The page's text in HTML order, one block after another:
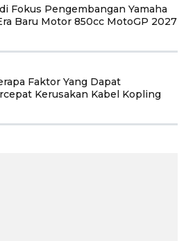
Fokus Pengembangan Yamaha
Baru Motor 850cc MotoGP 2027
Faktor Yang Dapat
Kerusakan Kabel Kopling